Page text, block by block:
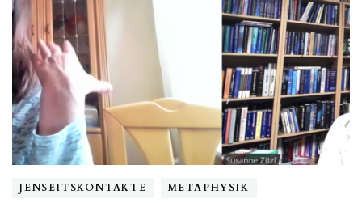
astrologisch
betrachtet“
JENSEITSKONTAKTE METAPHYSIK